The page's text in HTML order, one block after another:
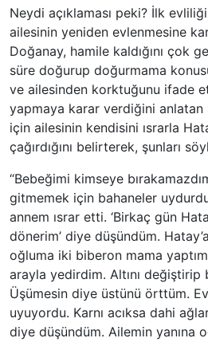
Neydi açıklaması peki? İlk
ailesinin yeniden evlenmesine
Doğanay, hamile kaldığını çok
süre doğurup doğurmama
ve ailesinden korktuğunu ifade
yapmaya karar verdiğini
için ailesinin kendisini ısrarla
çağırdığını belirterek, şunları
“Bebeğimi kimseye
gitmemek için bahaneler
annem ısrar etti. ‘Birkaç gün
dönerim’ diye düşündüm.
oğluma iki biberon mama
arayla yedirdim. Altını değiştirip
Üşümesin diye üstünü örttüm.
uyuyordu. Karnı acıksa dahi
diye düşündüm. Ailemin yanına